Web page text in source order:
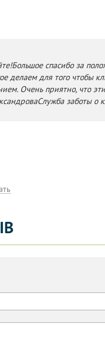
спасибо за
делаем для того чтобы
Очень приятно, что
заботы о